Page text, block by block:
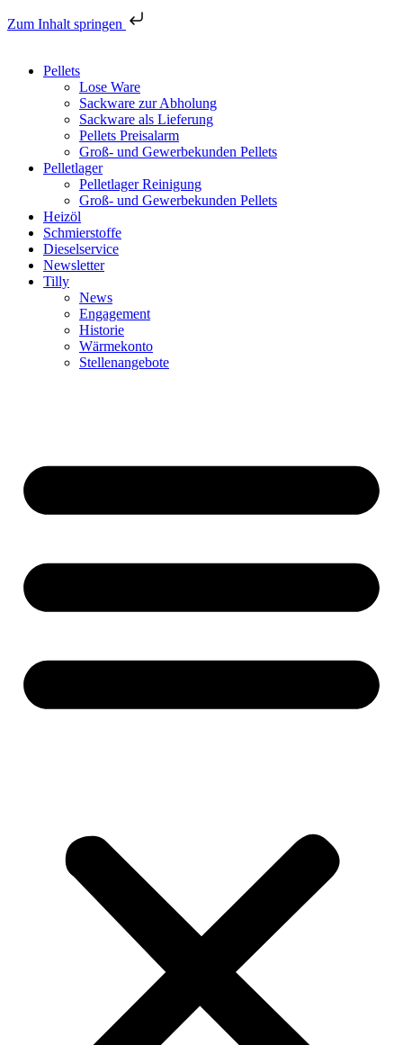
Zum Inhalt springen
Pellets
Lose Ware
Sackware zur Abholung
Sackware als Lieferung
Pellets Preisalarm
Groß- und Gewerbekunden Pellets
Pelletlager
Pelletlager Reinigung
Groß- und Gewerbekunden Pellets
Heizöl
Schmierstoffe
Dieselservice
Newsletter
Tilly
News
Engagement
Historie
Wärmekonto
Stellenangebote